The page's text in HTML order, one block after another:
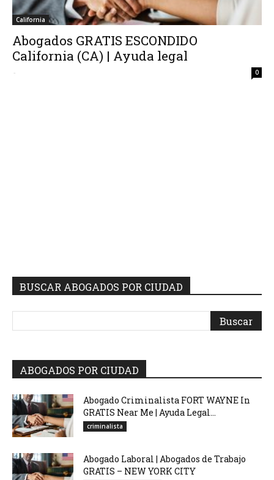
California
Abogados GRATIS ESCONDIDO
California (CA) | Ayuda legal
- 0
BUSCAR ABOGADOS POR CIUDAD
ABOGADOS POR CIUDAD
Abogado Criminalista FORT WAYNE In
GRATIS Near Me | Ayuda Legal...
criminalista
Abogado Laboral | Abogados de Trabajo
GRATIS – NEW YORK CITY